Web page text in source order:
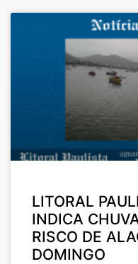
LITORAL
INDICA
RISCO DE
DOMINGO